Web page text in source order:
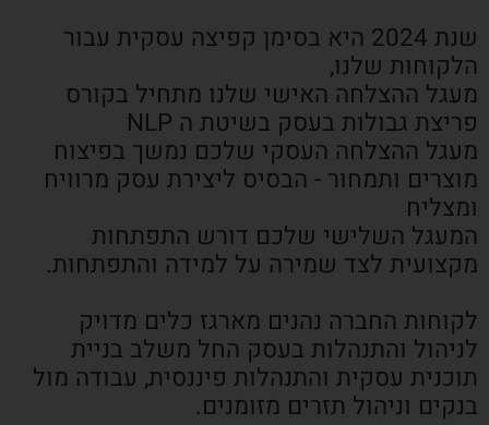
שנת 2024 היא בסימן קפיצה עסקית עבור
הלקוחות שלנו,
מעגל ההצלחה האישי שלנו מתחיל בקורס
פריצת גבולות בעסק בשיטת ה NLP
מעגל ההצלחה העסקי שלכם נמשך בפיצוח
מוצרים ותמחור - הבסיס ליצירת עסק מרוויח
ומצליח
המעגל השלישי שלכם דורש התפתחות
מקצועית לצד שמירה על למידה והתפתחות.
לקוחות החברה נהנים מארגז כלים מדויק
לניהול והתנהלות בעסק החל משלב בניית
תוכנית עסקית והתנהלות פיננסית, עבודה מול
בנקים וניהול תזרים מזומנים.